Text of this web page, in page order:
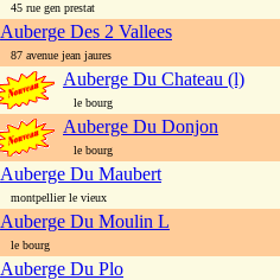
45 rue gen prestat
Auberge Des 2 Vallees
87 avenue jean jaures
Auberge Du Chateau (l)
le bourg
Auberge Du Donjon
le bourg
Auberge Du Maubert
montpellier le vieux
Auberge Du Moulin L
le bourg
Auberge Du Plo